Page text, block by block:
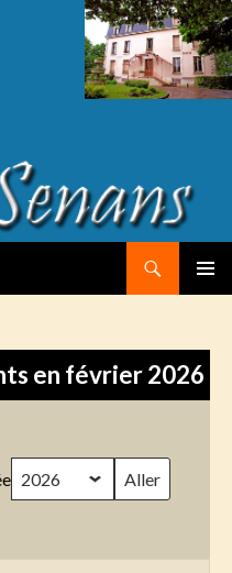
en février 2026